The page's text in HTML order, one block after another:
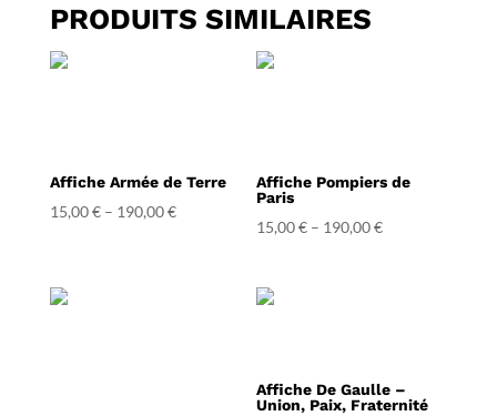
PRODUITS SIMILAIRES
Affiche Armée de Terre
15,00€– 190,00€
Affiche Pompiers de
Paris
15,00€ – 190,00€
Affiche De Gaulle –
Union, Paix, Fraternité